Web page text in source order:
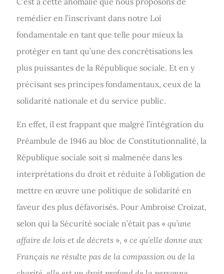
remédier en l’inscrivant dans notre Loi
fondamentale en tant que telle pour mieux la
protéger en tant qu’une des concrétisations les
plus puissantes de la République sociale. Et en y
précisant ses principes fondamentaux, ceux de la
solidarité nationale et du service public.
En effet, il est frappant que malgré l’intégration du
Préambule de 1946 au bloc de Constitutionnalité, la
République sociale soit si malmenée dans les
interprétations du droit et réduite à l’obligation de
mettre en œuvre une politique de solidarité en
faveur des plus défavorisés. Pour Ambroise Croizat,
selon qui la Sécurité sociale n’était pas « qu’une
affaire de lois et de décrets », « ce qu’elle donne aux
Français ne résulte pas de la compassion ou de la